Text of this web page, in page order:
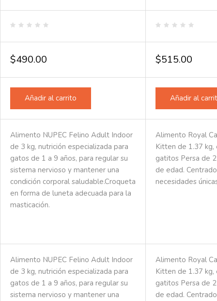
en
de
5
en
de
5
$490.00 $515.00
Añadir al carrito Añadir al
Alimento NUPEC Felino Adult Indoor
de 3 kg, nutrición especializada para
gatos de 1 a 9 años, para regular su
sistema nervioso y mantener una
condición corporal saludable.Croqueta
en forma de luneta adecuada para la
masticación.
Alimento Royal
Kitten de 1.37 kg,
gatitos Persa de
de edad.
necesidades
Alimento NUPEC Felino Adult Indoor
de 3 kg, nutrición especializada para
gatos de 1 a 9 años, para regular su
sistema nervioso y mantener una
Alimento Royal
Kitten de 1.37 kg,
gatitos Persa de
de edad.